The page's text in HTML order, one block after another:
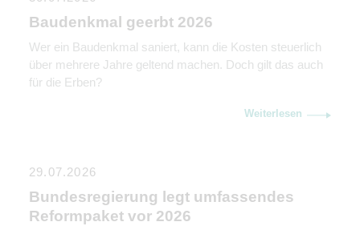
Baudenkmal geerbt 2026
Wer ein Baudenkmal saniert, kann die Kosten steuerlich
über mehrere Jahre geltend machen. Doch gilt das auch
für die Erben?
Weiterlesen
29.07.2026
Bundesregierung legt umfassendes
Reformpaket vor 2026